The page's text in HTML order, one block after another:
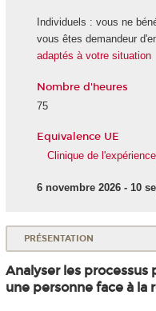
Individuels : vous ne
vous êtes demandeur
adaptés à votre situation
Nombre d'heures
75
Equivalence UE
Clinique de
6 novembre 2026 - 10
PRÉSENTATION
Analyser les processus
une personne face à la